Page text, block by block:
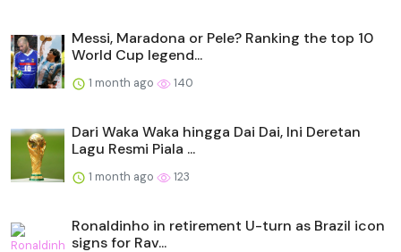
Messi, Maradona or Pele? Ranking the top 10
World Cup legend...
1 month ago 140
Dari Waka Waka hingga Dai Dai, Ini Deretan
Lagu Resmi Piala ...
1 month ago 123
Ronaldinho in retirement U-turn as Brazil icon
signs for Rav...